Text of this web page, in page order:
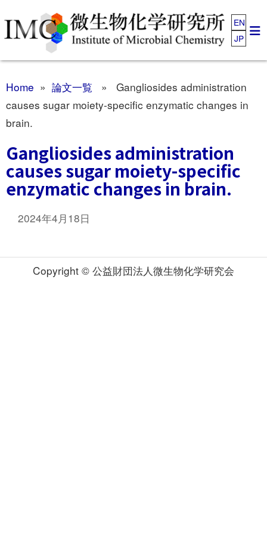
EN
JP
Home » 論文一覧 » Gangliosides administration
causes sugar moiety-specific enzymatic changes in
brain.
Gangliosides administration
causes sugar moiety-specific
enzymatic changes in brain.
2024年4月18日
Copyright © 公益財団法人微生物化学研究会